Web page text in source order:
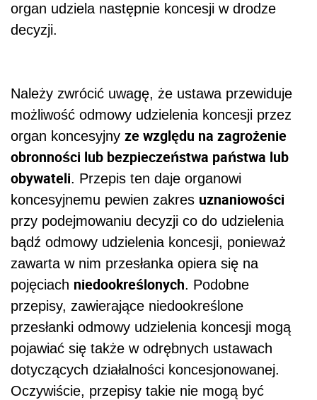
organ udziela następnie koncesji w drodze
decyzji.
Należy zwrócić uwagę, że ustawa przewiduje
możliwość odmowy udzielenia koncesji przez
organ koncesyjny ze względu na zagrożenie
obronności lub bezpieczeństwa państwa lub
obywateli. Przepis ten daje organowi
koncesyjnemu pewien zakres uznaniowości
przy podejmowaniu decyzji co do udzielenia
bądź odmowy udzielenia koncesji, ponieważ
zawarta w nim przesłanka opiera się na
pojęciach niedookreślonych. Podobne
przepisy, zawierające niedookreślone
przesłanki odmowy udzielenia koncesji mogą
pojawiać się także w odrębnych ustawach
dotyczących działalności koncesjonowanej.
Oczywiście, przepisy takie nie mogą być